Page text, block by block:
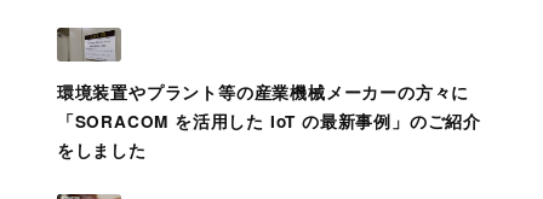
環境装置やプラント等の産業機械メーカーの方々に
「SORACOM を活用した IoT の最新事例」のご紹介
をしました